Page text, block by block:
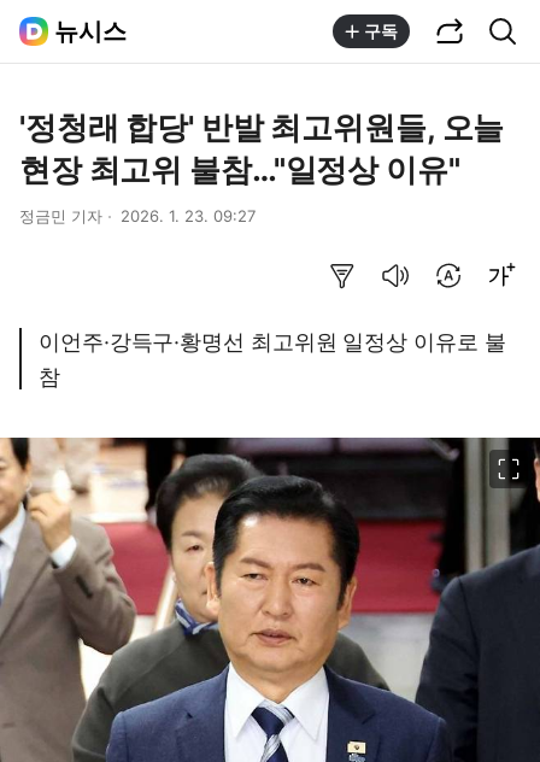
뉴시스 구독
'정청래 합당' 반발 최고위원들, 오늘
현장 최고위 불참…"일정상 이유"
정금민 기자 2026. 1. 23. 09:27
이언주·강득구·황명선 최고위원 일정상 이유로 불
참